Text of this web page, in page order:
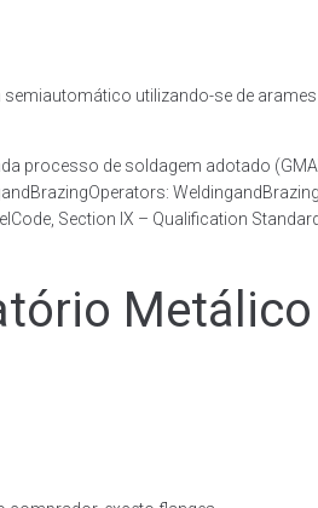
utilizando-se de
processo de soldagem adotado
Section IX – Qualification